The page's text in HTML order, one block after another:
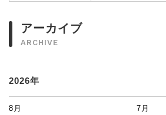
アーカイブ
ARCHIVE
2026年
8月 7月